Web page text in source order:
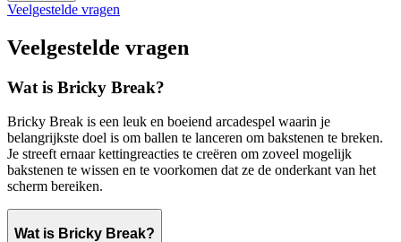
Veelgestelde vragen
Veelgestelde vragen
Wat is Bricky Break?
Bricky Break is een leuk en boeiend arcadespel waarin je
belangrijkste doel is om ballen te lanceren om bakstenen te breken.
Je streeft ernaar kettingreacties te creëren om zoveel mogelijk
bakstenen te wissen en te voorkomen dat ze de onderkant van het
scherm bereiken.
Wat is Bricky Break?